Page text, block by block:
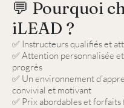
💬 Pourquoi
iLEAD ?
✅ Instructeurs qualifiés et
✅ Attention personnalisée
progrès
✅ Un environnement
convivial et motivant
✅ Prix abordables et forfaits